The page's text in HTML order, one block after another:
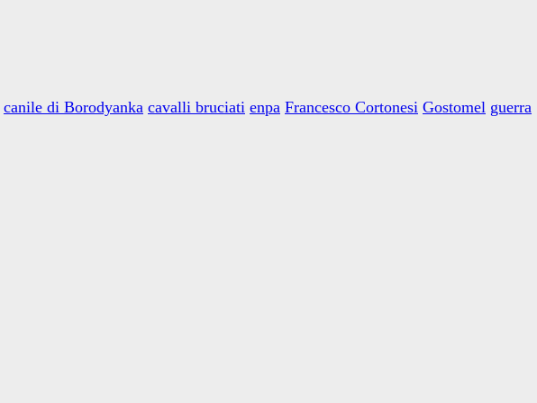
canile di Borodyanka cavalli bruciati enpa Francesco Cortonesi Gostomel guerra